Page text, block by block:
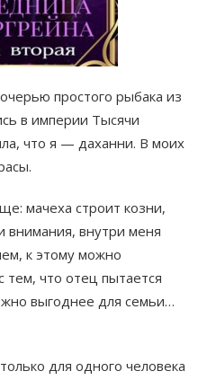
простого рыбака из
в империи Тысячи
что я — даханни. В моих
мачеха строит козни,
внимания, внутри меня
к этому можно
тем, что отец пытается
выгоднее для семьи…
для одного человека